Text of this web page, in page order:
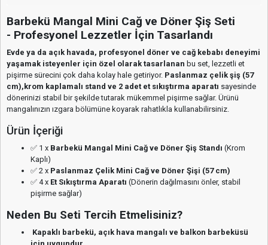
Kapaklı barbekü, açık hava mangalı ve balkon barbeküsü
için uygundur.
Profesyonel döner ve cağ kebabı pişirmek için ideal bir
tasarıma sahiptir.
Paslanmaz çelik şişsayesinde dayanıklıdır ve uzun ömürlüdür.
8 farklı açılı şiş yuvası ile dönerinizi homojen şekilde
pişirmenize olanak tanır.
Et sıkıştırma aparatlarısayesinde etinizin düşmesini veya
dağılmasını engeller.
Kolay temizlenebilir:
şiş, yağ ve et kalıntılarından kolayca arındırılabilir.
Kullanım Alanları
Cağ kebabı: Klasik Erzurum lezzetini evinizde veya bahçenizde
deneyimleyin.
Tavuk döner: Sağlıklı ve lezzetli tavuk dönerinizi kendiniz
Kuzu ve dana döner: Marine edilmiş etler ile nefis döner pişirme
imkanı.
Şiş kebap: Sebzeler ve et kombinasyonu ile mükemmel şiş kebap